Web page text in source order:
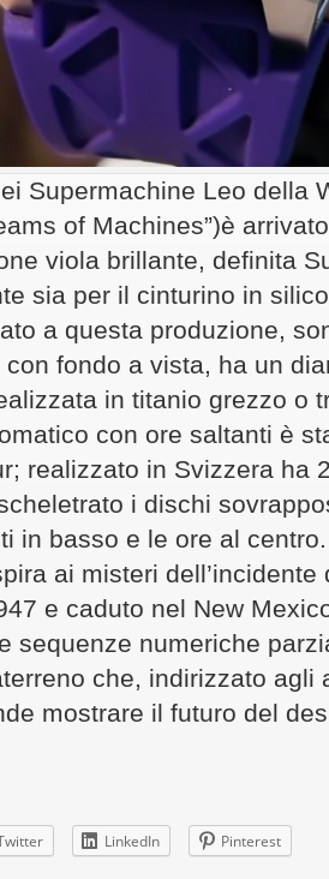
Supermachine Leo della
of Machines”)è
viola brillante, definita
sia per il cinturino in
a questa produzione,
fondo a vista, ha un
in titanio grezzo o
con ore saltanti è
realizzato in Svizzera ha
i dischi
in basso e le ore al
ai misteri dell’incidente
e caduto nel New
sequenze numeriche
che, indirizzato agli
mostrare il futuro del
LinkedIn Pinterest